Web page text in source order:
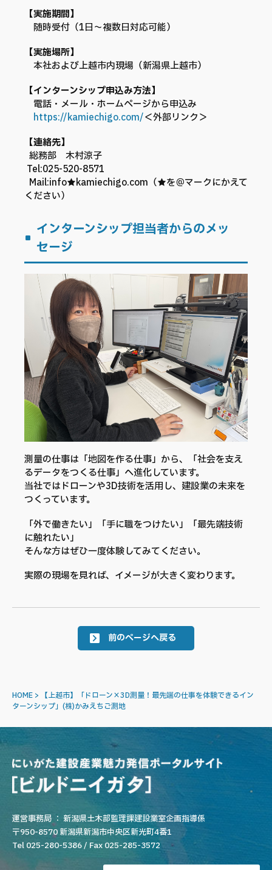
【実施期間】
随時受付（1日～複数日対応可能）
【実施場所】
本社および上越市内現場（新潟県上越市）
【インターンシップ申込み方法】
電話・メール・ホームページから申込み
https://kamiechigo.com/＜外部リンク＞
【連絡先】
​​総務部 木村涼子
Tel:025-520-8571
Mail:info★kamiechigo.com（★を＠マークにかえて
ください）
インターンシップ担当者からのメッ
セージ
測量の仕事は「地図を作る仕事」から、「社会を支え
るデータをつくる仕事」へ進化しています。
当社ではドローンや3D技術を活用し、建設業の未来を
つくっています。
「外で働きたい」「手に職をつけたい」「最先端技術
に触れたい」
そんな方はぜひ一度体験してみてください。
実際の現場を見れば、イメージが大きく変わります。
前のページへ戻る
HOME >
【上越市】「ドローン×3D測量！最先端の仕事を体験できるイン
ターンシップ」(株)かみえちご測地
運営事務局 ： 新潟県土木部監理課建設業室企画指導係
〒950-8570 新潟県新潟市中央区新光町4番1
Tel 025-280-5386 / Fax 025-285-3572